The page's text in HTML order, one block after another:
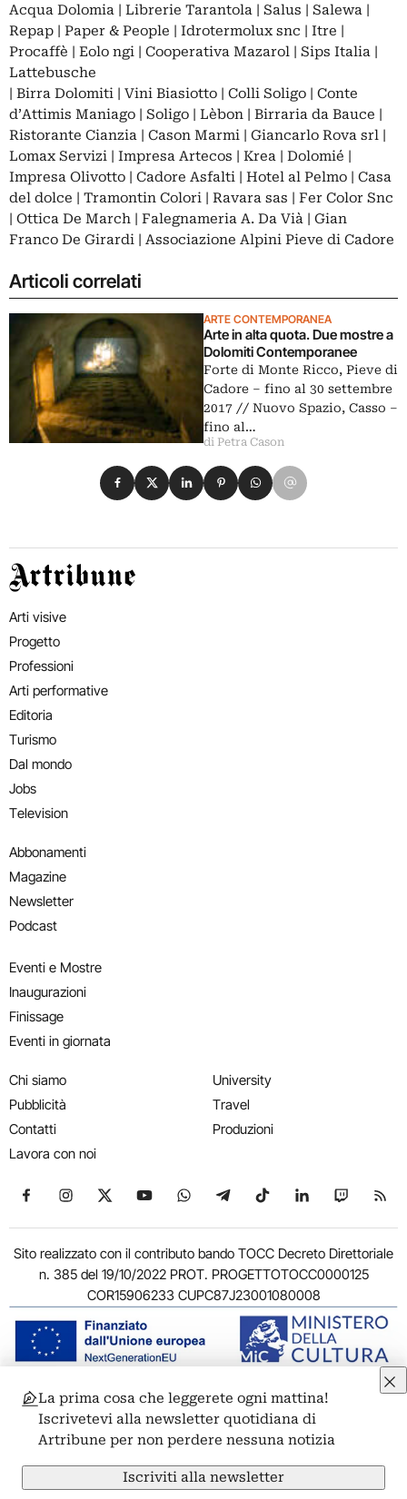
Acqua Dolomia | Librerie Tarantola | Salus | Salewa |
Repap | Paper & People | Idrotermolux snc | Itre |
Procaffè | Eolo ngi | Cooperativa Mazarol | Sips Italia |
Lattebusche
| Birra Dolomiti | Vini Biasiotto | Colli Soligo | Conte
d’Attimis Maniago | Soligo | Lèbon | Birraria da Bauce |
Ristorante Cianzia | Cason Marmi | Giancarlo Rova srl |
Lomax Servizi | Impresa Artecos | Krea | Dolomié |
Impresa Olivotto | Cadore Asfalti | Hotel al Pelmo | Casa
del dolce | Tramontin Colori | Ravara sas | Fer Color Snc
| Ottica De March | Falegnameria A. Da Vià | Gian
Franco De Girardi | Associazione Alpini Pieve di Cadore
Articoli correlati
ARTE CONTEMPORANEA
Arte in alta quota. Due mostre a
Dolomiti Contemporanee
Forte di Monte Ricco, Pieve di
Cadore ‒ fino al 30 settembre
2017 // Nuovo Spazio, Casso ‒
fino al…
di Petra Cason
Condividi su Facebook
Condividi su X
Condividi su LinkedIn
Condividi su Pinterest
Condividi su WhatsApp
Condividi su Email
Artribune
Arti visive
Progetto
Professioni
Arti performative
Editoria
Turismo
Dal mondo
Jobs
Television
Abbonamenti
Magazine
Newsletter
Podcast
Eventi e Mostre
Inaugurazioni
Finissage
Eventi in giornata
Chi siamo
Pubblicità
Contatti
Lavora con noi
University
Travel
Produzioni
Seguici su Facebook
Seguici su Instagram
Seguici su X
Seguici su YouTube
Seguici su WhatsApp
Seguici su Telegram
Seguici su TikTok
Seguici su
Seguici
Sito realizzato con il contributo bando TOCC Decreto Direttoriale
n. 385 del 19/10/2022 PROT. PROGETTOTOCC0000125
COR15906233 CUPC87J23001080008
© 2011-2026 ARTRIBUNE srl – Corso Vittorio Emanuele II, 287 –
00186 Roma - P.I. 11381581005
Privacy: Responsabile della protezione dei dati personali
ARTRIBUNE srl – Corso Vittorio Emanuele II, 287 – 00186 Roma
Termini e condizioniPrivacy PolicyCookie PolicyCredits
La prima cosa che leggerete ogni mattina!
Iscrivetevi alla newsletter quotidiana di
Artribune per non perdere nessuna notizia
Iscriviti alla newsletter